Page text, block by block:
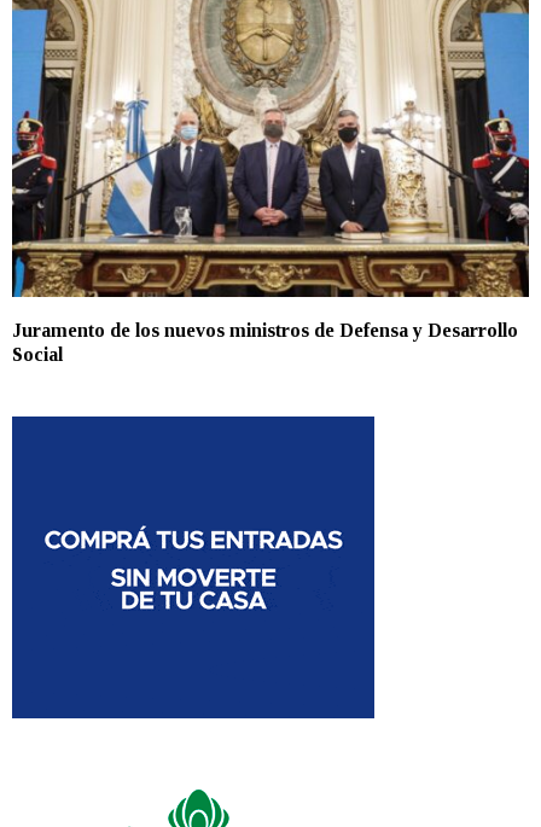
Juramento de los nuevos ministros de Defensa y Desarrollo
Social